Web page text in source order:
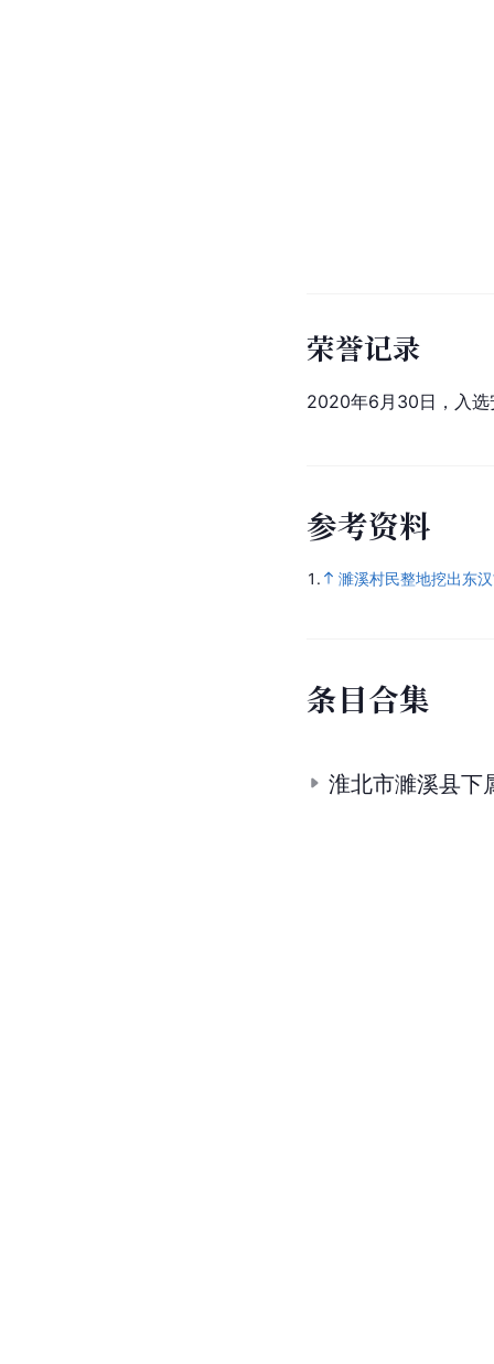
荣誉记录
2020年6月30日，入选
参考资料
1. 濉溪村民整地挖出东
条目合集
淮北市濉溪县下